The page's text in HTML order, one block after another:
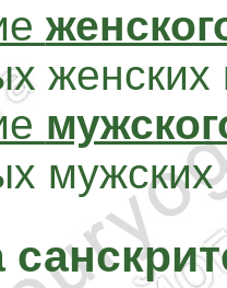
женских